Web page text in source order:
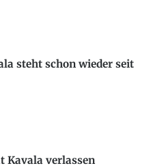
steht schon wieder seit
Kavala verlassen